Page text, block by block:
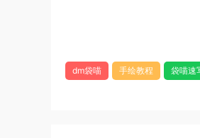
dm袋喵 手绘教程 袋喵速